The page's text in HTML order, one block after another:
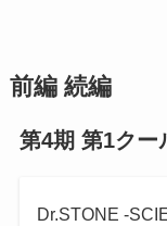
前編 続編
第4期 第1クー
Dr.STONE -